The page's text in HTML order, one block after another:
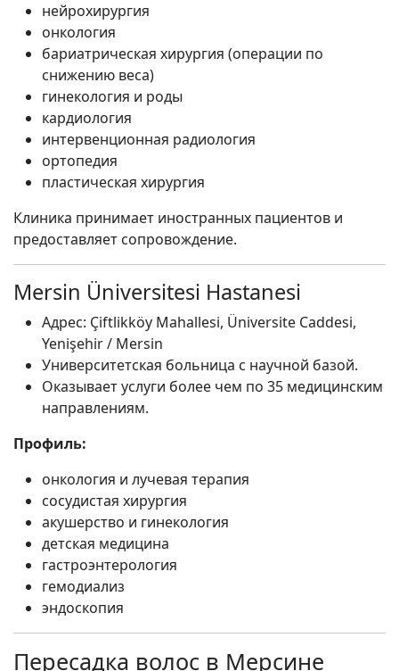
нейрохирургия
онкология
бариатрическая хирургия (операции по
снижению веса)
гинекология и роды
кардиология
интервенционная радиология
ортопедия
пластическая хирургия
Клиника принимает иностранных пациентов и
предоставляет сопровождение.
Mersin Üniversitesi Hastanesi
Адрес: Çiftlikköy Mahallesi, Üniversite Caddesi,
Yenişehir / Mersin
Университетская больница с научной базой.
Оказывает услуги более чем по 35 медицинским
направлениям.
Профиль:
онкология и лучевая терапия
сосудистая хирургия
акушерство и гинекология
детская медицина
гастроэнтерология
гемодиализ
эндоскопия
Пересадка волос в Мерсине